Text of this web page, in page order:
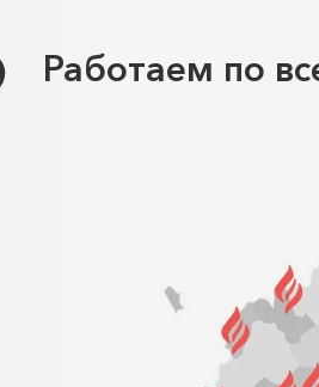
Работаем по